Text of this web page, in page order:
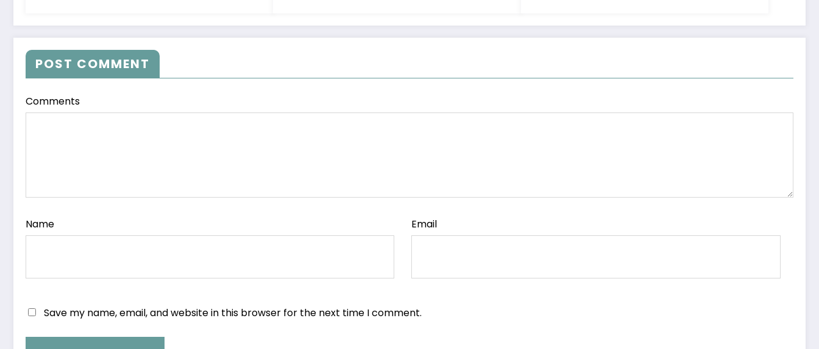
POST COMMENT
Comments
Name Email
Save my name, email, and website in this browser for the next time I comment.